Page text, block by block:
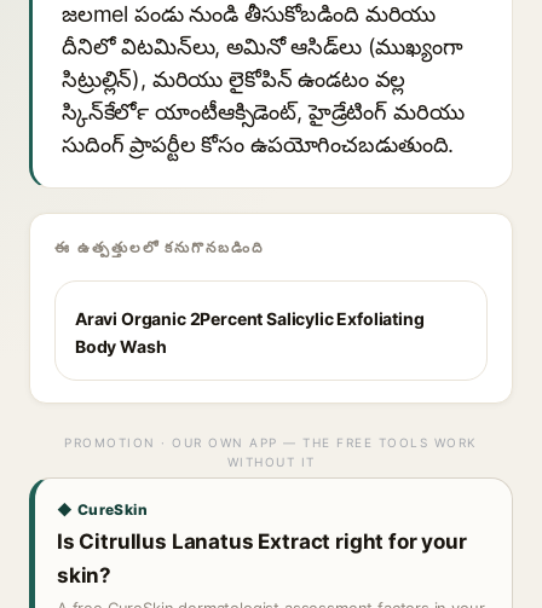
జలmel పండు నుండి తీసుకోబడింది మరియు
దీనిలో విటమిన్‍లు, అమినో ఆసిడ్‍లు (ముఖ్యంగా
సిట్రుల్లిన్), మరియు లైకోపిన్ ఉండటం వల్ల
స్కిన్‍కేర్‍లో యాంటీఆక్సిడెంట్, హైడ్రేటింగ్ మరియు
సుదింగ్ ప్రాపర్టీల కోసం ఉపయోగించబడుతుంది.
ఈ ఉత్పత్తులలో కనుగొనబడింది
Aravi Organic 2Percent Salicylic Exfoliating
Body Wash
PROMOTION · OUR OWN APP — THE FREE TOOLS WORK
WITHOUT IT
◆ CureSkin
Is Citrullus Lanatus Extract right for your
skin?